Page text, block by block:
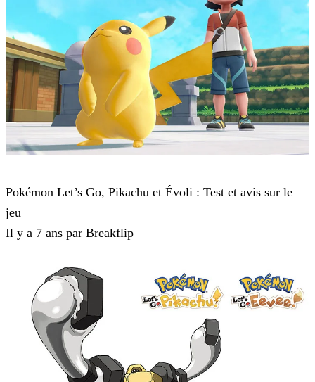
Pokémon Let’s Go, Pikachu et Évoli : Test et avis sur le
jeu
Il y a 7 ans par Breakflip